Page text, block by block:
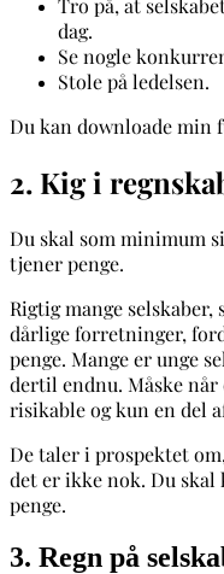
Tro på, at
dag.
Se nogle
Stole på ledelsen.
Du kan downloade min
2. Kig i
Du skal som minimum
tjener penge.
Rigtig mange
dårlige forretninger,
penge. Mange er unge
dertil endnu. Måske
risikable og kun en del
De taler i prospektet
det er ikke nok. Du skal
penge.
3. Regn på